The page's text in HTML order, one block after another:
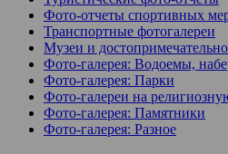
Фото-отчеты спортивных
Транспортные фотогалереи
Музеи и
Фото-галерея: Водоемы,
Фото-галерея: Парки
Фото-галереи на
Фото-галерея: Памятники
Фото-галерея: Разное